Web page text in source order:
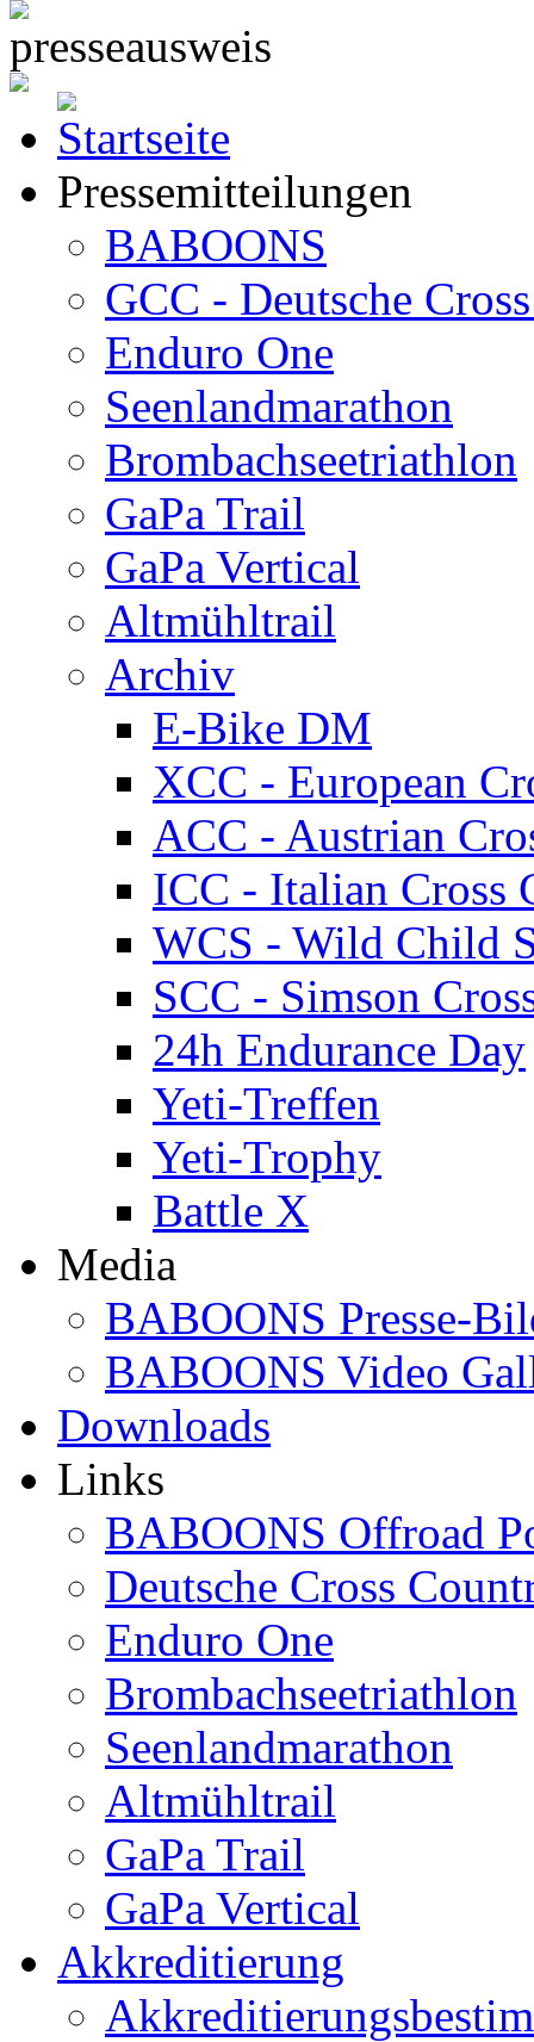
Pressemitteilungen
BABOONS
GCC - Deutsche
Enduro One
Seenlandmarathon
Brombachseetriathlon
GaPa Trail
GaPa Vertical
Altmühltrail
Archiv
E-Bike DM
XCC - European
ACC - Austrian
ICC - Italian Cross
WCS - Wild Child
SCC - Simson
24h Endurance Day
Yeti-Treffen
Yeti-Trophy
Battle X
Media
BABOONS Presse-
BABOONS Video
Downloads
Links
BABOONS Offroad
Deutsche Cross
Enduro One
Brombachseetriathlon
Seenlandmarathon
Altmühltrail
GaPa Trail
GaPa Vertical
Akkreditierung